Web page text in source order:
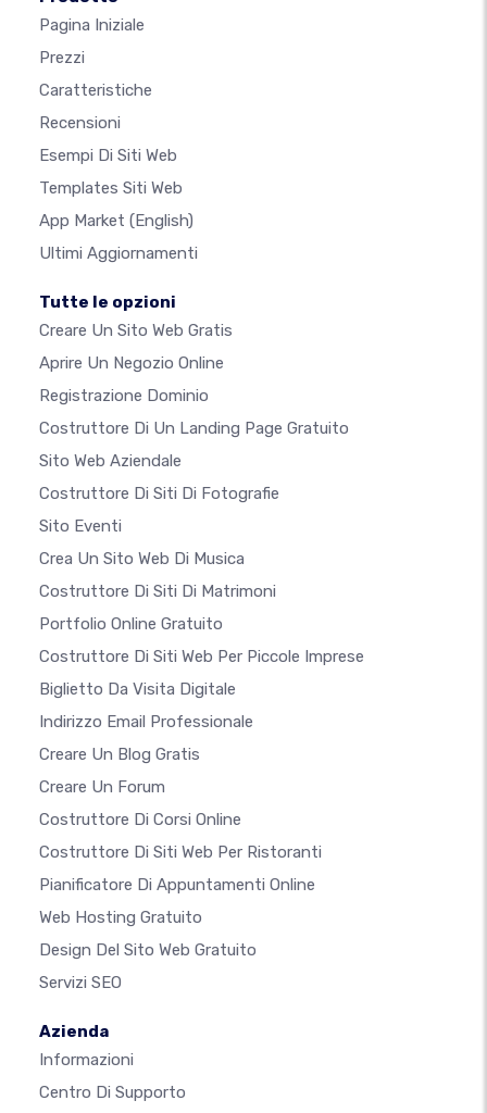
Pagina Iniziale
Prezzi
Caratteristiche
Recensioni
Esempi Di Siti Web
Templates Siti Web
App Market (English)
Ultimi Aggiornamenti
Tutte le opzioni
Creare Un Sito Web Gratis
Aprire Un Negozio Online
Registrazione Dominio
Costruttore Di Un Landing Page Gratuito
Sito Web Aziendale
Costruttore Di Siti Di Fotografie
Sito Eventi
Crea Un Sito Web Di Musica
Costruttore Di Siti Di Matrimoni
Portfolio Online Gratuito
Costruttore Di Siti Web Per Piccole Imprese
Biglietto Da Visita Digitale
Indirizzo Email Professionale
Creare Un Blog Gratis
Creare Un Forum
Costruttore Di Corsi Online
Costruttore Di Siti Web Per Ristoranti
Pianificatore Di Appuntamenti Online
Web Hosting Gratuito
Design Del Sito Web Gratuito
Servizi SEO
Azienda
Informazioni
Centro Di Supporto